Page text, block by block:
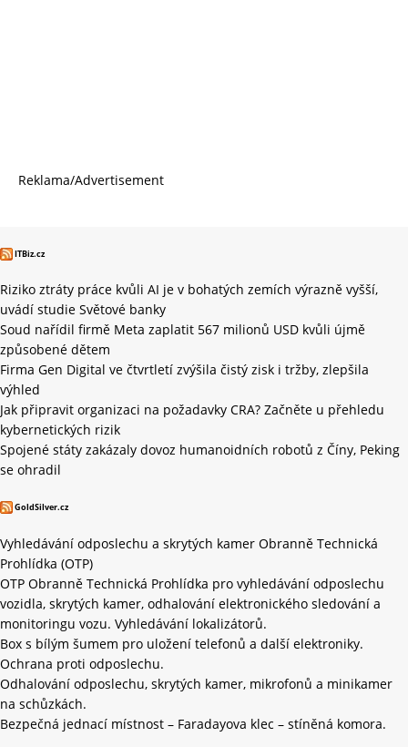
Reklama/Advertisement
ITBiz.cz
Riziko ztráty práce kvůli AI je v bohatých zemích výrazně vyšší,
uvádí studie Světové banky
Soud nařídil firmě Meta zaplatit 567 milionů USD kvůli újmě
způsobené dětem
Firma Gen Digital ve čtvrtletí zvýšila čistý zisk i tržby, zlepšila
výhled
Jak připravit organizaci na požadavky CRA? Začněte u přehledu
kybernetických rizik
Spojené státy zakázaly dovoz humanoidních robotů z Číny, Peking
se ohradil
GoldSilver.cz
Vyhledávání odposlechu a skrytých kamer Obranně Technická
Prohlídka (OTP)
OTP Obranně Technická Prohlídka pro vyhledávání odposlechu
vozidla, skrytých kamer, odhalování elektronického sledování a
monitoringu vozu. Vyhledávání lokalizátorů.
Box s bílým šumem pro uložení telefonů a další elektroniky.
Ochrana proti odposlechu.
Odhalování odposlechu, skrytých kamer, mikrofonů a minikamer
na schůzkách.
Bezpečná jednací místnost – Faradayova klec – stíněná komora.